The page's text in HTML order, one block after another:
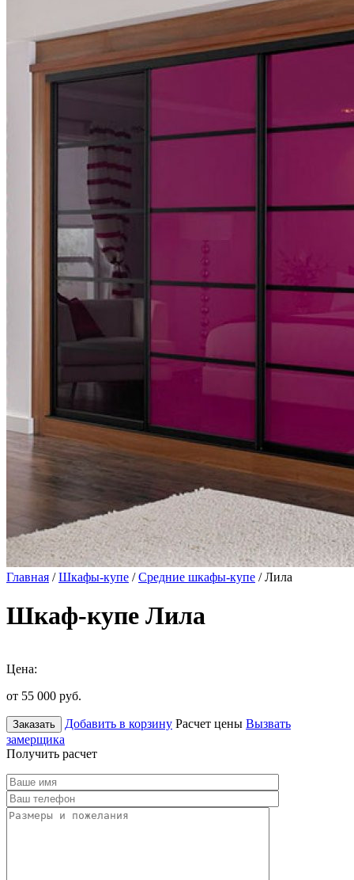
Главная /Шкафы-купе /Средние шкафы-купе / Лила
Шкаф-купе Лила
Цена:
от 55 000 руб.
Заказать Добавить в корзину Расчет цены Вызвать
замерщика
Получить расчет